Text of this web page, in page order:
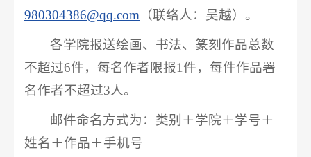
980304386@qq.com （联络人：吴越）。
各学院报送绘画、书法、篆刻作品总数
不超过6件，每名作者限报1件，每件作品署
名作者不超过3人。
邮件命名方式为：类别＋学院＋学号＋
姓名＋作品＋手机号